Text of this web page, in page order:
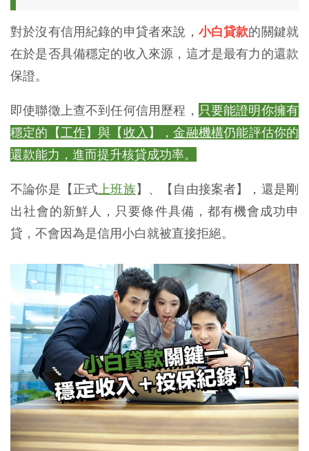
對於沒有信用紀錄的申貸者來說， 小白貸款的關鍵就
在於是否具備穩定的收入來源，這才是最有力的還款
保證。
即使聯徵上查不到任何信用歷程， 只要能證明你擁有
穩定的【工作】與【收入 】，金融機構仍能評估你的
還款能力，進而提升核貸成功率。
不論你是【正式 上班族】、【自由接案者】，還是剛
出社會的新鮮人，只要條件具備，都有機會成功申
貸，不會因為是信用小白就被直接拒絕。